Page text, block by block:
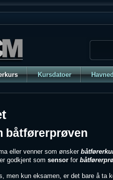
Kursdatoer
båtførerprøven
eller venner som ønsker
godkjent som sensorfor
men kun eksamen, er det bare å ta